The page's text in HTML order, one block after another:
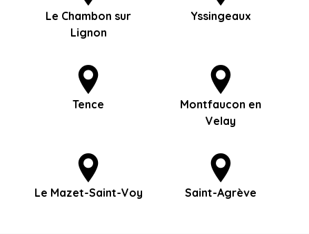
Le Chambon sur
Lignon
Yssingeaux
Tence
Montfaucon en
Velay
Le Mazet-Saint-Voy Saint-Agrève